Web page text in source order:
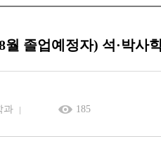
월 졸업예정자) 석·박사
과 185